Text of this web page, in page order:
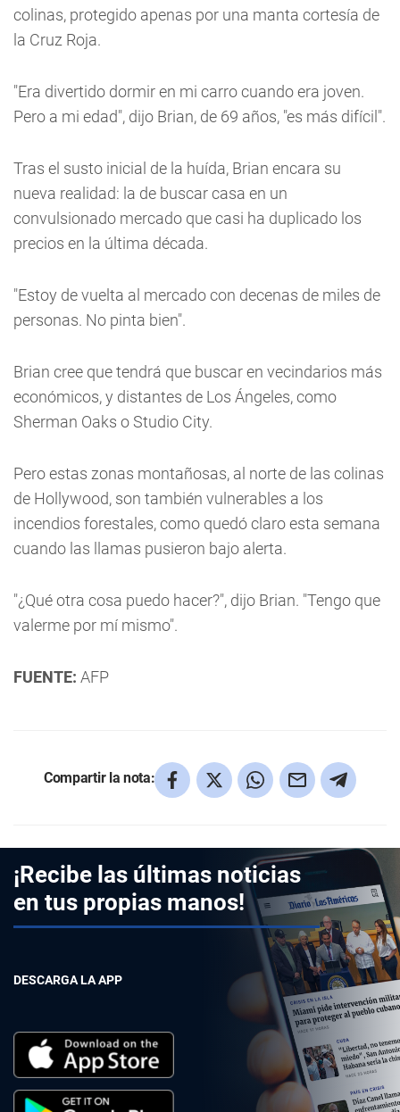
colinas, protegido apenas por una manta cortesía de
la Cruz Roja.
"Era divertido dormir en mi carro cuando era joven.
Pero a mi edad", dijo Brian, de 69 años, "es más difícil".
Tras el susto inicial de la huída, Brian encara su
nueva realidad: la de buscar casa en un
convulsionado mercado que casi ha duplicado los
precios en la última década.
"Estoy de vuelta al mercado con decenas de miles de
personas. No pinta bien".
Brian cree que tendrá que buscar en vecindarios más
económicos, y distantes de Los Ángeles, como
Sherman Oaks o Studio City.
Pero estas zonas montañosas, al norte de las colinas
de Hollywood, son también vulnerables a los
incendios forestales, como quedó claro esta semana
cuando las llamas pusieron bajo alerta.
"¿Qué otra cosa puedo hacer?", dijo Brian. "Tengo que
valerme por mí mismo".
FUENTE: AFP
Compartir la nota:
¡Recibe las últimas noticias
en tus propias manos!
DESCARGA LA APP